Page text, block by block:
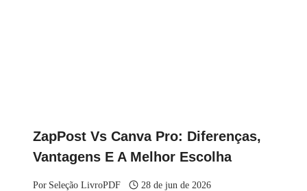
ZapPost Vs Canva Pro: Diferenças,
Vantagens E A Melhor Escolha
Por Seleção LivroPDF 28 de jun de 2026